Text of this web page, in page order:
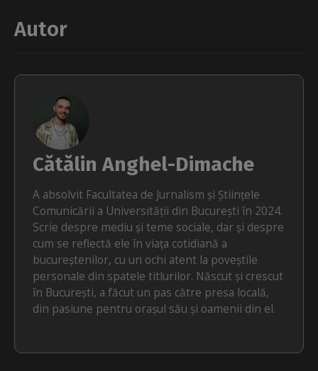
Autor
Cătălin Anghel-Dimache
A absolvit Facultatea de Jurnalism și Științele
Comunicării a Universității din București în 2024.
Scrie despre mediu și teme sociale, dar și despre
cum se reflectă ele în viața cotidiană a
bucureștenilor, cu un ochi atent la poveștile
personale din spatele titlurilor. Născut și crescut
în București, a făcut un pas către presa locală,
din pasiune pentru orașul său și oamenii din el.